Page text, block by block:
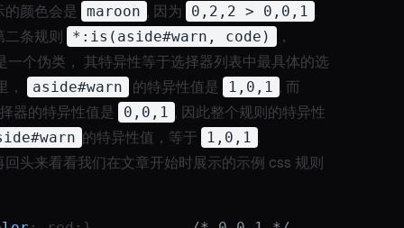
的颜色会是
maroon , 因为 0,2,2 > 0,0,1 .
条规则
*:is(aside#warn, code)
，
一个伪类， 其特异性等于选择器列表中最具体的选
，
aside#warn 的特异性值是 1,0,1 , 而
器的特异性值是
0,0,1 , 因此整个规则的特异性
的特异性值，等于 1,0,1 .
回头来看看我们在文章开始时展示的示例 css 规则